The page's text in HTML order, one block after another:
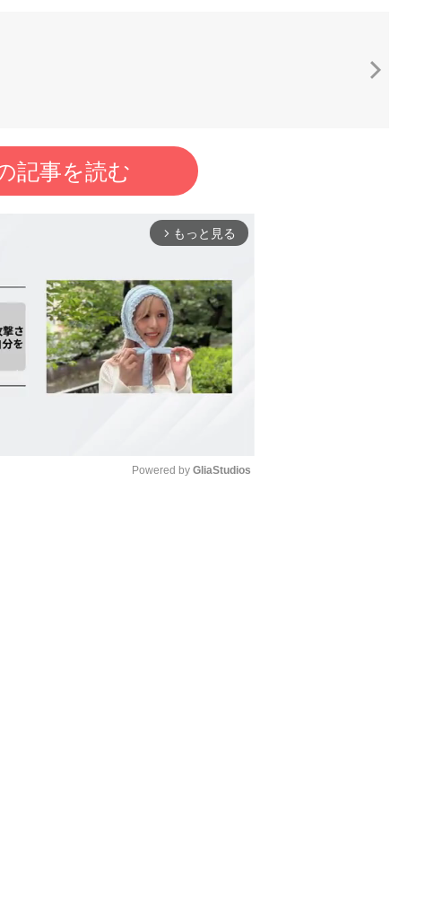
記事を読む
arrow_forward_ios もっと見る
Powered by GliaStudios